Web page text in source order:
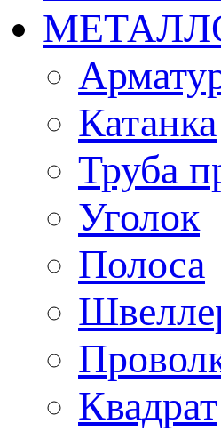
Катанка
Труба
Уголок
Полоса
Квадрат